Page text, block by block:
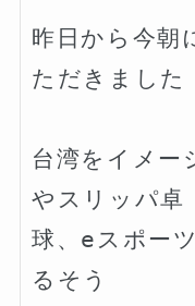
昨日から今朝
ただきました
台湾をイメー
やスリッパ卓
球、eスポー
るそう